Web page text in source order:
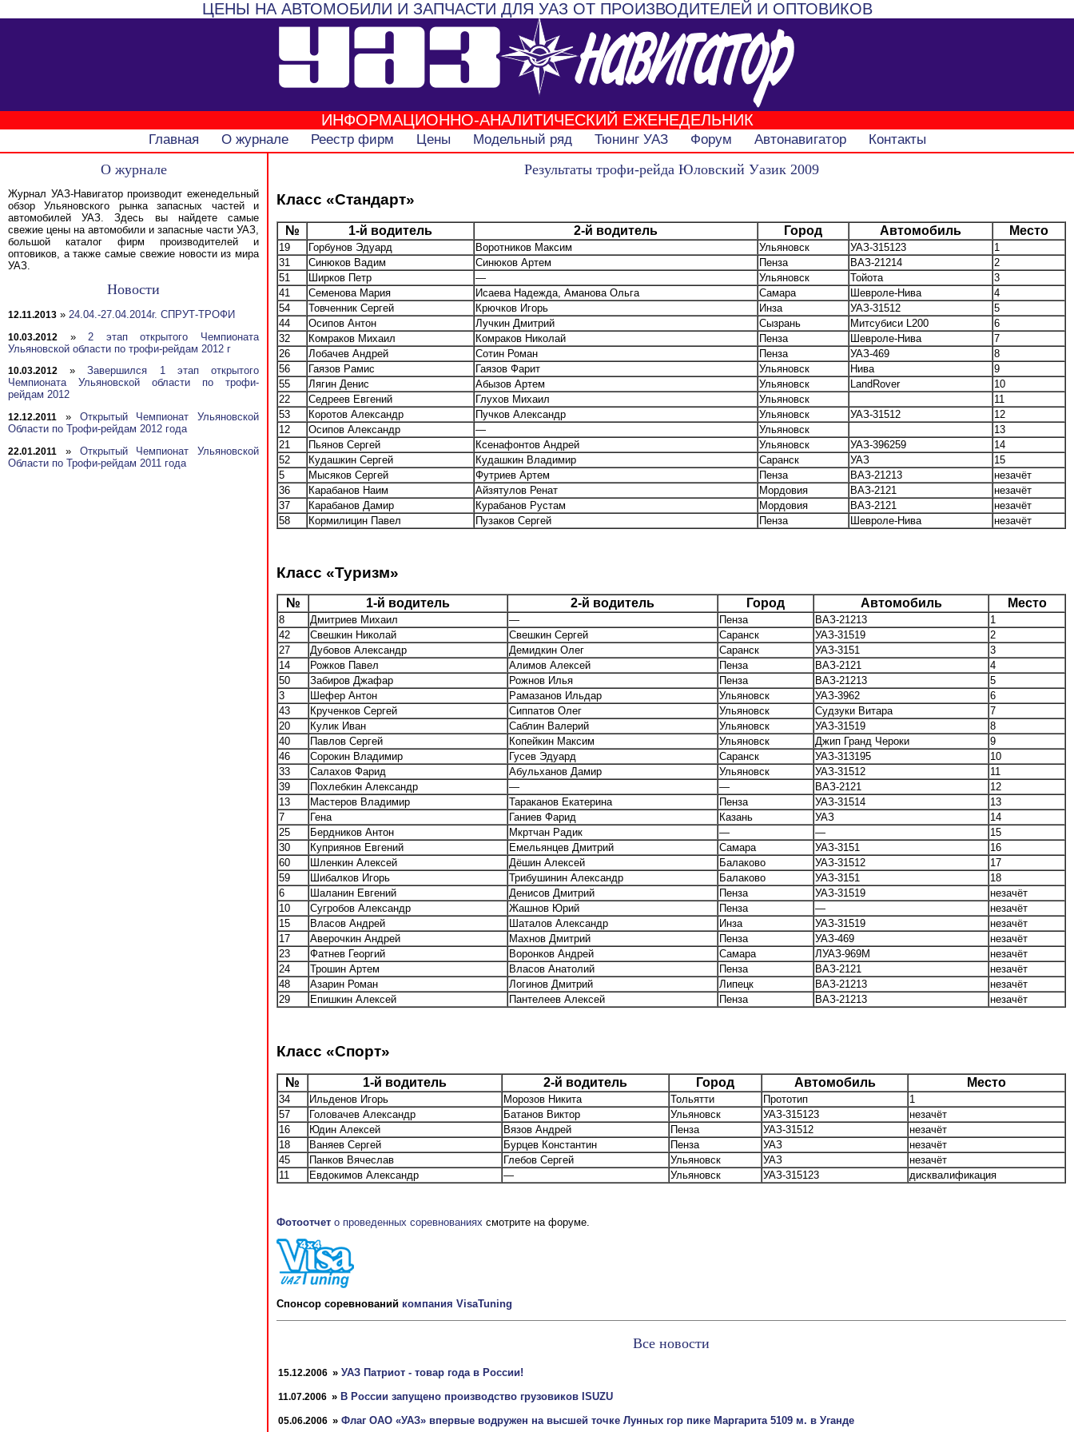
ЦЕНЫ НА АВТОМОБИЛИ И ЗАПЧАСТИ ДЛЯ УАЗ ОТ ПРОИЗВОДИТЕЛЕЙ И ОПТОВИКОВ
ИНФОРМАЦИОННО-АНАЛИТИЧЕСКИЙ ЕЖЕНЕДЕЛЬНИК
Главная О журнале Реестр фирм Цены Модельный ряд Тюнинг УАЗ Форум Автонавигатор Контакты
О журнале
Журнал УАЗ-Навигатор производит еженедельный
обзор Ульяновского рынка запасных частей и
автомобилей УАЗ. Здесь вы найдете самые
свежие цены на автомобили и запасные части УАЗ,
большой каталог фирм производителей и
оптовиков, а также самые свежие новости из мира
УАЗ.
Новости
12.11.2013 » 24.04.-27.04.2014г. СПРУТ-ТРОФИ
10.03.2012 » 2 этап открытого Чемпионата
Ульяновской области по трофи-рейдам 2012 г
10.03.2012 »Завершился 1 этап открытого
Чемпионата Ульяновской области по трофи-
рейдам 2012
12.12.2011 » Открытый Чемпионат Ульяновской
Области по Трофи-рейдам 2012 года
22.01.2011 » Открытый Чемпионат Ульяновской
Области по Трофи-рейдам 2011 года
Результаты трофи-рейда Юловский Уазик 2009
Класс «Стандарт»
№ 1-й водитель 2-й водитель Город Автомобиль Место
19 Горбунов Эдуард Воротников Максим Ульяновск УАЗ-315123
1
31
Синюков Вадим Синюков Артем Пенза ВАЗ-21214
2
51
Ширков Петр — Ульяновск Тойота
3
41
Семенова Мария Исаева Надежда, Аманова Ольга Самара Шевроле-Нива
4
54
Товченник Сергей Крючков Игорь Инза УАЗ-31512
5
44
Осипов Антон Лучкин Дмитрий Сызрань Митсубиси L200
6
32
Комраков Михаил Комраков Николай Пенза Шевроле-Нива
7
26
Лобачев Андрей Сотин Роман Пенза УАЗ-469
8
56
Гаязов Рамис Гаязов Фарит Ульяновск Нива
9
55
Лягин Денис Абызов Артем Ульяновск LandRover
10
22
Седреев Евгений Глухов Михаил Ульяновск
11
53
Коротов Александр Пучков Александр Ульяновск УАЗ-31512
12
12
Осипов Александр — Ульяновск
13
21
Пьянов Сергей Ксенафонтов Андрей Ульяновск УАЗ-396259
14
52
Кудашкин Сергей Кудашкин Владимир Саранск УАЗ
15
5
Мысяков Сергей Футриев Артем Пенза ВАЗ-21213
незачёт
36
Карабанов Наим Айзятулов Ренат Мордовия ВАЗ-2121
незачёт
37
Карабанов Дамир Курабанов Рустам Мордовия ВАЗ-2121
незачёт
58
Кормилицин Павел Пузаков Сергей Пенза Шевроле-Нива незачёт
Класс «Туризм»
№ 1-й водитель 2-й водитель Город Автомобиль Место
8 Дмитриев Михаил — Пенза ВАЗ-21213
1
42
Свешкин Николай Свешкин Сергей Саранск УАЗ-31519
2
27
Дубовов Александр Демидкин Олег Саранск УАЗ-3151
3
14
Рожков Павел Алимов Алексей Пенза ВАЗ-2121
4
50
Забиров Джафар Рожнов Илья Пенза ВАЗ-21213
5
3
Шефер Антон Рамазанов Ильдар Ульяновск УАЗ-3962
6
43
Крученков Сергей Сиппатов Олег Ульяновск Судзуки Витара
7
20
Кулик Иван Саблин Валерий Ульяновск УАЗ-31519
8
40
Павлов Сергей Копейкин Максим Ульяновск Джип Гранд Чероки
9
46
Сорокин Владимир Гусев Эдуард Саранск УАЗ-313195
10
33
Салахов Фарид Абульханов Дамир Ульяновск УАЗ-31512
11
39
Похлебкин Александр — — ВАЗ-2121
12
13
Мастеров Владимир Тараканов Екатерина Пенза УАЗ-31514
13
7
Гена Ганиев Фарид Казань УАЗ
14
25
Бердников Антон Мкртчан Радик — —
15
30
Куприянов Евгений Емельянцев Дмитрий Самара УАЗ-3151
16
60
Шленкин Алексей Дёшин Алексей Балаково УАЗ-31512
17
59
Шибалков Игорь Трибушинин Александр Балаково УАЗ-3151
18
6
Шаланин Евгений Денисов Дмитрий Пенза УАЗ-31519
незачёт
10
Сугробов Александр Жашнов Юрий Пенза —
незачёт
15
Власов Андрей Шаталов Александр Инза УАЗ-31519
незачёт
17
Аверочкин Андрей Махнов Дмитрий Пенза УАЗ-469
незачёт
23
Фатнев Георгий Воронков Андрей Самара ЛУАЗ-969М
незачёт
24
Трошин Артем Власов Анатолий Пенза ВАЗ-2121
незачёт
48
Азарин Роман Логинов Дмитрий Липецк ВАЗ-21213
незачёт
29
Епишкин Алексей Пантелеев Алексей Пенза ВАЗ-21213 незачёт
Класс «Спорт»
№ 1-й водитель 2-й водитель Город Автомобиль Место
34 Ильденов Игорь Морозов Никита Тольятти Прототип
1
57
Головачев Александр Батанов Виктор Ульяновск УАЗ-315123
незачёт
16
Юдин Алексей Вязов Андрей Пенза УАЗ-31512
незачёт
18
Ваняев Сергей Бурцев Константин Пенза УАЗ
незачёт
45
Панков Вячеслав Глебов Сергей Ульяновск УАЗ
незачёт
11
Евдокимов Александр — Ульяновск УАЗ-315123 дисквалификация
Фотоотчет о проведенных соревнованиях смотрите на форуме.
Спонсор соревнований компания VisaTuning
Все новости
15.12.2006 » УАЗ Патриот - товар года в России!
11.07.2006 » В России запущено производство грузовиков ISUZU
05.06.2006 » Флаг ОАО «УАЗ» впервые водружен на высшей точке Лунных гор пике Маргарита 5109 м. в Уганде